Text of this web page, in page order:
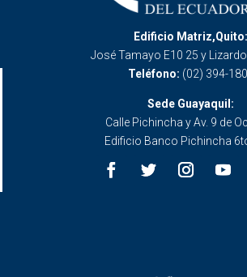
Edificio Matriz,Quito:
José Tamayo E10 25 y
Teléfono: (02) 394-
Sede Guayaquil:
Calle Pichincha y Av. 9 de
Edificio Banco Pichincha